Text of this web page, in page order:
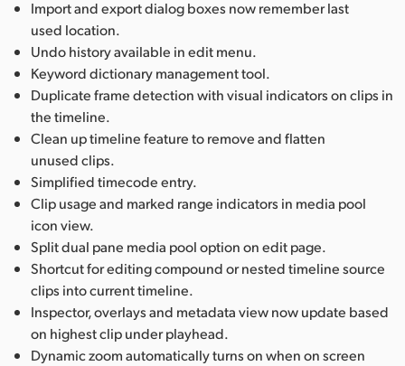
Import and export dialog boxes now remember last
used location.
Undo history available in edit menu.
Keyword dictionary management tool.
Duplicate frame detection with visual indicators on clips in
the timeline.
Clean up timeline feature to remove and flatten
unused clips.
Simplified timecode entry.
Clip usage and marked range indicators in media pool
icon view.
Split dual pane media pool option on edit page.
Shortcut for editing compound or nested timeline source
clips into current timeline.
Inspector, overlays and metadata view now update based
on highest clip under playhead.
Dynamic zoom automatically turns on when on screen